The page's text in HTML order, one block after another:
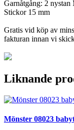
Garnåtgång: 2 nystan
Stickor 15 mm
Gratis vid köp av
fakturan innan vi
Liknande
Mönster 08023